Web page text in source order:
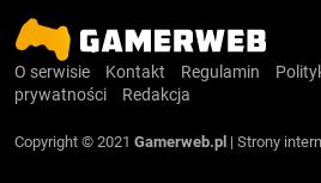
O serwisie Kontakt Regulamin
prywatności
Redakcja
Copyright © 2021 Gamerweb.pl | Strony